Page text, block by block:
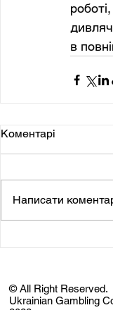
в
Коментарі
Написати
© All Right Reserved.
Ukrainian Gambling